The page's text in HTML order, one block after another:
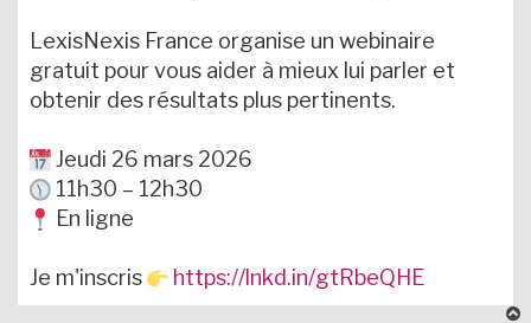
n
u
LexisNexis France organise un webinaire
gratuit pour vous aider à mieux lui parler et
obtenir des résultats plus pertinents.
Jeudi 26 mars 2026
11h30 – 12h30
En ligne
Je m'inscris https://lnkd.in/gtRbeQHE